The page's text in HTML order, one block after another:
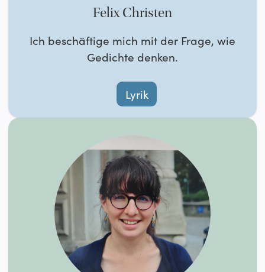
Felix Christen
Ich beschäftige mich mit der Frage, wie
Gedichte denken.
Lyrik